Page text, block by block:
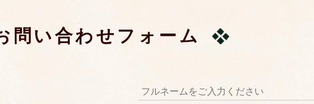
問い合わせフォーム